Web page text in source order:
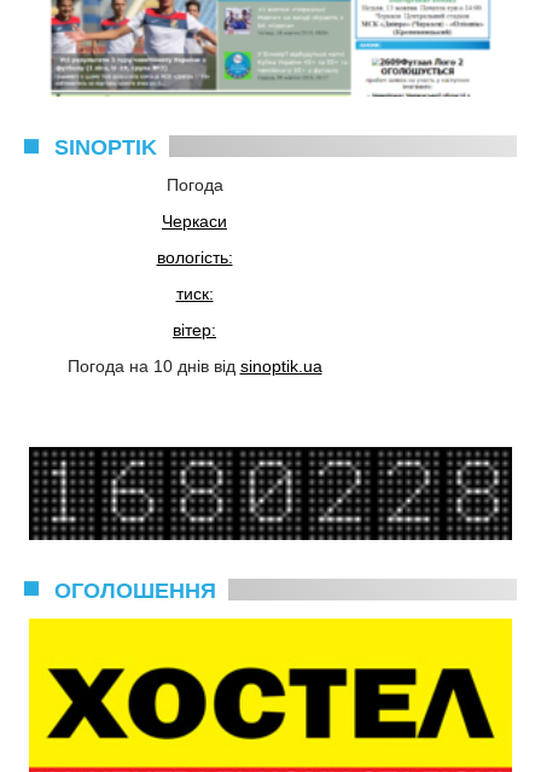
SINOPTIK
Погода
Черкаси
вологість:
тиск:
вітер:
Погода на 10 днів від sinoptik.ua
ОГОЛОШЕННЯ